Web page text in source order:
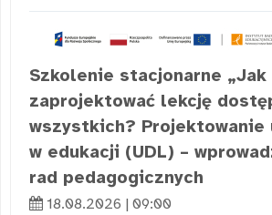
Szkolenie stacjonarne „Jak
zaprojektować lekcję
wszystkich? Projektowanie
w edukacji (UDL) –
rad pedagogicznych
18.08.2026 | 09:00